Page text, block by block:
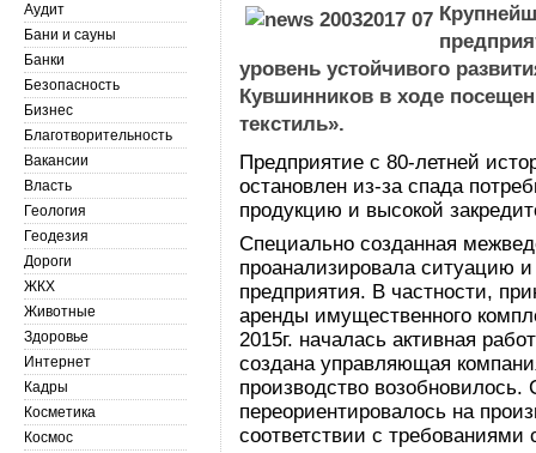
уровень устойчивого
Кувшинников в ходе
текстиль».
Предприятие с 80-летней
остановлен из-за спада
продукцию и высокой
Специально созданная
проанализировала ситуацию
предприятия. В частности,
аренды имущественного
2015г. началась активная
создана управляющая
производство возобновилось.
переориентировалось на
соответствии с требованиями
Аудит
Бани и сауны
Банки
Безопасность
Бизнес
Благотворительность
Вакансии
Власть
Геология
Геодезия
Дороги
ЖКХ
Животные
Здоровье
Интернет
Кадры
Косметика
Космос